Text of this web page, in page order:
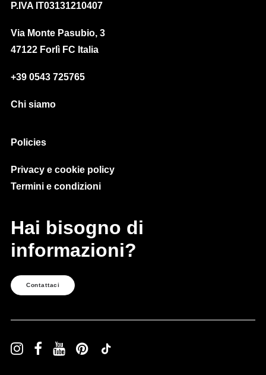
P.IVA IT03131210407
Via Monte Pasubio, 3
47122 Forlì FC Italia
+39 0543 725765
Chi siamo
Policies
Privacy e cookie policy
Termini e condizioni
Hai bisogno di
informazioni?
Contattaci